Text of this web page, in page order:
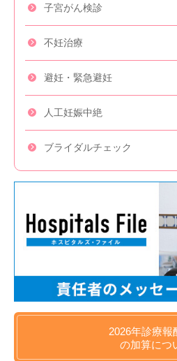
子宮がん検診
不妊治療
避妊・緊急避妊
人工妊娠中絶
ブライダルチェック
2026年診療報
の加算につ